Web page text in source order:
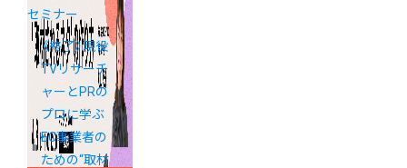
セミナー
《終了》現役
TVリサーチ
ャーとPRの
プロに学ぶ
EC事業者の
ための“取材